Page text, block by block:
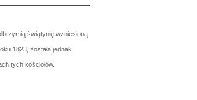
świątynię wzniesioną
1823, została jednak
tych kościołów.